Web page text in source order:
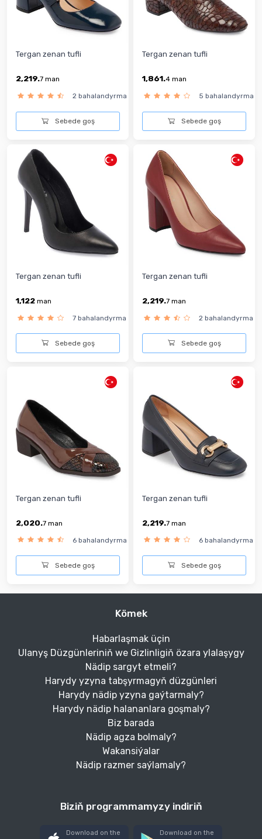
Tergan zenan tufli
2,219.7 man
2 bahalandyrma
Sebede goş
Tergan zenan tufli
1,861.4 man
5 bahalandyrma
Sebede goş
Tergan zenan tufli
1,122 man
7 bahalandyrma
Sebede goş
Tergan zenan tufli
2,219.7 man
2 bahalandyrma
Sebede goş
Tergan zenan tufli
2,020.7 man
6 bahalandyrma
Sebede goş
Tergan zenan tufli
2,219.7 man
6 bahalandyrma
Sebede goş
Kömek
Habarlaşmak üçin
Ulanyş Düzgünleriniň we Gizlinligiň özara ylalaşygy
Nädip sargyt etmeli?
Harydy yzyna tabşyrmagyň düzgünleri
Harydy nädip yzyna gaýtarmaly?
Harydy nädip halananlara goşmaly?
Biz barada
Nädip agza bolmaly?
Wakansiýalar
Nädip razmer saýlamaly?
Biziň programmamyzy indiriň
Download on the Download on the